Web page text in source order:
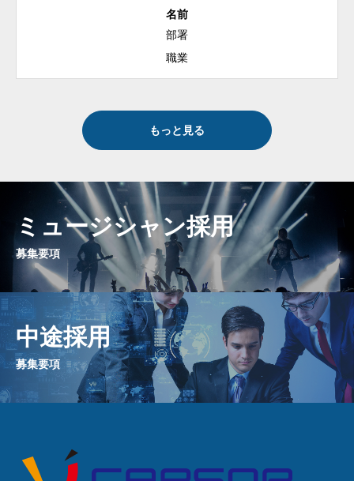
名前
部署
職業
もっと見る
ミュージシャン採用
募集要項
中途採用
募集要項